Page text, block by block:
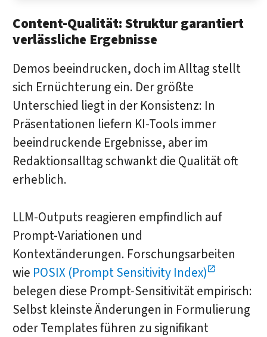
Content-Qualität: Struktur garantiert
verlässliche Ergebnisse
Demos beeindrucken, doch im Alltag stellt
sich Ernüchterung ein. Der größte
Unterschied liegt in der Konsistenz: In
Präsentationen liefern KI-Tools immer
beeindruckende Ergebnisse, aber im
Redaktionsalltag schwankt die Qualität oft
erheblich.
LLM-Outputs reagieren empfindlich auf
Prompt-Variationen und
Kontextänderungen. Forschungsarbeiten
wie POSIX (Prompt Sensitivity Index)
belegen diese Prompt-Sensitivität empirisch:
Selbst kleinste Änderungen in Formulierung
oder Templates führen zu signifikant